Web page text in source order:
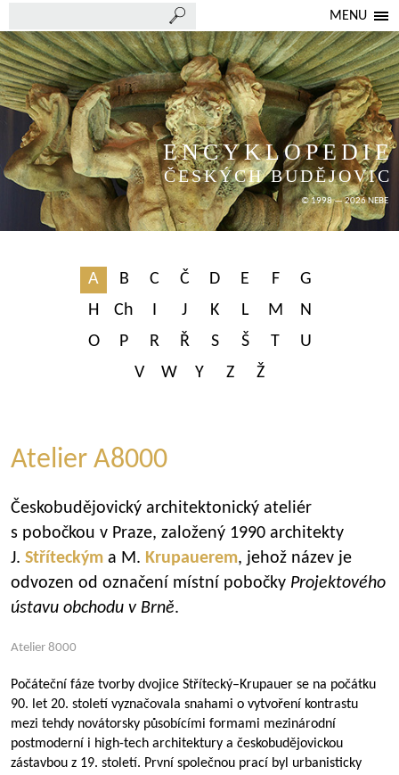
MENU
ENCYKLOPEDIE
ČESKÝCH BUDĚJOVIC
© 1998 — 2026 NEBE
A B C Č D E F
G
H
Ch I J K L M
N
O
P R Ř S Š T
U
V
W Y Z Ž
Atelier A8000
Českobudějovický architektonický ateliér
s pobočkou v Praze, založený 1990 architekty
J. Stříteckým a M. Krupauerem, jehož název je
odvozen od označení místní pobočky Projektového
ústavu obchodu v Brně.
Atelier 8000
Počáteční fáze tvorby dvojice Střítecký–Krupauer se na počátku
90. let 20. století vyznačovala snahami o vytvoření kontrastu
mezi tehdy novátorsky působícími formami mezinárodní
postmoderní i high-tech architektury a českobudějovickou
zástavbou z 19. století. První společnou prací byl urbanisticky